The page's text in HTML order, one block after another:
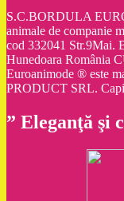
S.C.BORDULA
animale de companie
cod 332041 Str.9Mai.
Hunedoara România
Euroanimode ® este
PRODUCT SRL.
” Eleganţă şi